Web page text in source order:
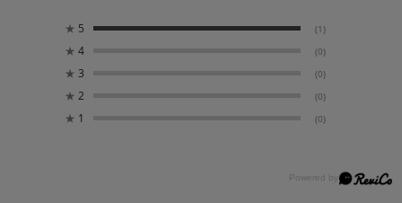
★ 5 (1)
★ 4 (0)
★ 3 (0)
★ 2 (0)
★ 1 (0)